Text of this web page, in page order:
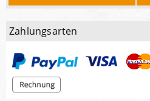
Zahlungsarten